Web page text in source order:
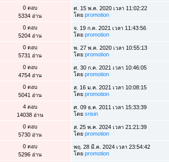
0 ตอบ
5334 อ่าน
ศ. 15 พ.ค. 2020 เวลา 11:02:22
โดยpromotion
0 ตอบ
5204 อ่าน
จ. 19 ก.ค. 2021 เวลา 11:43:56
โดยpromotion
0 ตอบ
5731 อ่าน
พ. 27 พ.ค. 2020 เวลา 10:55:13
โดยpromotion
0 ตอบ
4754 อ่าน
ศ. 30 ก.ค. 2021 เวลา 10:46:05
โดยpromotion
0 ตอบ
5041 อ่าน
ส. 16 ม.ค. 2021 เวลา 10:08:15
โดยpromotion
4 ตอบ
14038 อ่าน
ศ. 09 ธ.ค. 2011 เวลา 15:33:39
โดยsrisin
0 ตอบ
5730 อ่าน
ส. 25 พ.ค. 2024 เวลา 21:21:39
โดยpromotion
0 ตอบ
5296 อ่าน
พฤ. 28 มี.ค. 2024 เวลา 23:54:42
โดยpromotion